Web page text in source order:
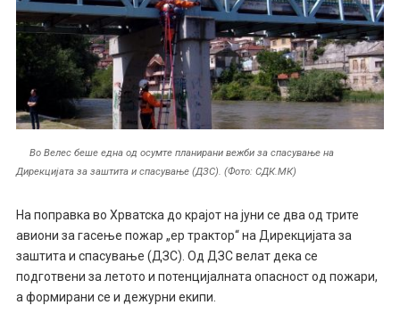
Во Велес беше една од осумте планирани вежби за спасување на
Дирекцијата за заштита и спасување (ДЗС). (Фото: СДК.МК)
На поправка во Хрватска до крајот на јуни се два од трите
авиони за гасење пожар „ер трактор“ на Дирекцијата за
заштита и спасување (ДЗС). Од ДЗС велат дека се
подготвени за летото и потенцијалната опасност од пожари,
а формирани се и дежурни екипи.